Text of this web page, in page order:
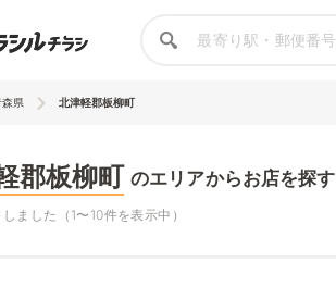
森県 北津軽郡板柳町
郡板柳町 のエリアからお店を探す
ました（1〜10件を表示中）